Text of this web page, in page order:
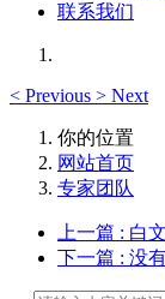
联系我们
< Previous > Next
你的位置
网站首页
专家团队
上一篇 : 白文
下一篇 : 没